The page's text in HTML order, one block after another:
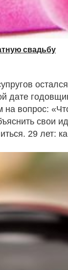
свадьбу
дате
на вопрос:
свои
29 лет: